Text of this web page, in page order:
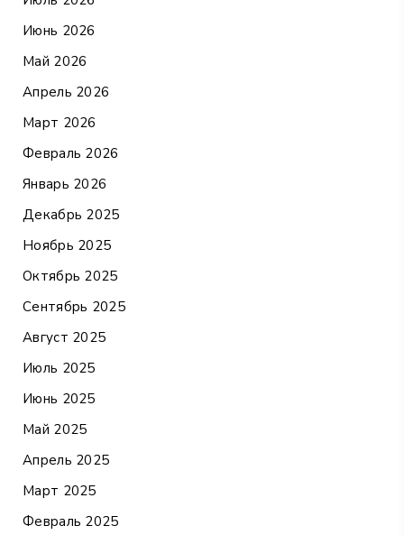
Июнь 2026
Май 2026
Апрель 2026
Март 2026
Февраль 2026
Январь 2026
Декабрь 2025
Ноябрь 2025
Октябрь 2025
Сентябрь 2025
Август 2025
Июль 2025
Июнь 2025
Май 2025
Апрель 2025
Март 2025
Февраль 2025